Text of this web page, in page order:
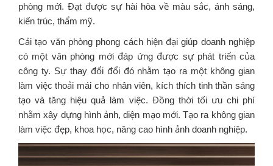
phòng mới. Đạt được sự hài hòa về màu sắc, ánh sáng,
kiến trúc, thẩm mỹ.
Cải tạo văn phòng phong cách hiện đại giúp doanh nghiệp
có một văn phòng mới đáp ứng được sự phát triển của
công ty. Sự thay đổi đổi đó nhằm tạo ra một không gian
làm việc thoải mái cho nhân viên, kích thích tinh thần sáng
tạo và tăng hiệu quả làm việc. Đồng thời tối ưu chi phí
nhằm xây dựng hình ảnh, diện mạo mới. Tạo ra không gian
làm việc đẹp, khoa học, nâng cao hình ảnh doanh nghiệp.